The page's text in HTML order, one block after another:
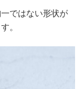
ではない形状が
。